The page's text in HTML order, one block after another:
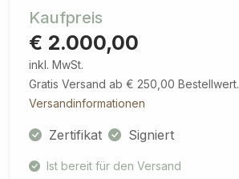
Kaufpreis
€ 2.000,00
inkl. MwSt.
Gratis Versand ab € 250,00 Bestellwert.
Versandinformationen
Zertifikat Signiert
Ist bereit für den Versand